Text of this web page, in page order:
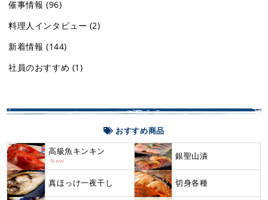
催事情報 (96)
料理人インタビュー (2)
新着情報 (144)
社員のおすすめ (1)
おすすめ商品
高級魚キンキン
New 銀聖山漬
真ほっけ一夜干し 切身各種